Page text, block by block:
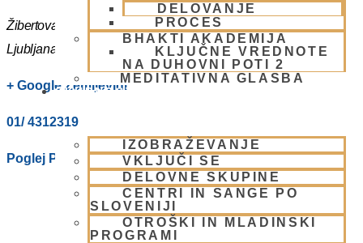
DELOVANJE
PROCES
BHAKTI AKADEMIJA
KLJUČNE VREDNOTE
NA DUHOVNI POTI 2
MEDITATIVNA GLASBA
SKUPNOST
IZOBRAŽEVANJE
VKLJUČI SE
DELOVNE SKUPINE
CENTRI IN SANGE PO
SLOVENIJI
OTROŠKI IN MLADINSKI
PROGRAMI
Žibertova 27
Ljubljana
Slovenia
+ Google Zemljevidi
01/ 4312319
Poglej Prizorišče spletno stran